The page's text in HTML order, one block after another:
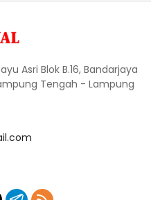
Asri Blok B.16, Bandarjaya
Tengah - Lampung